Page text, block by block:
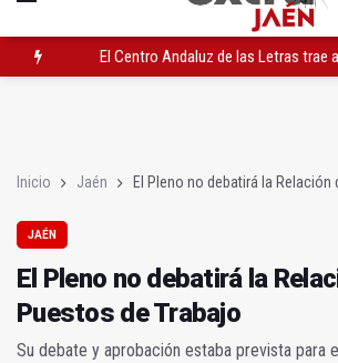
El Centro Andaluz de las Letras trae
Inicio Jaén El Pleno no debatirá la Relación
JAÉN
El Pleno no debatirá la
Puestos de Trabajo
Su debate y aprobación estaba prevista para